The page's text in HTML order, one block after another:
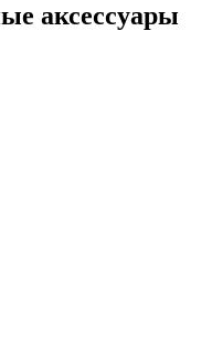
аксессуары